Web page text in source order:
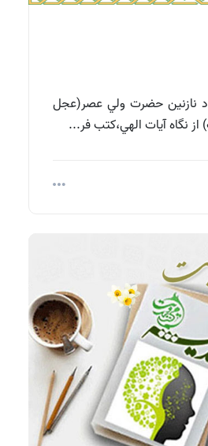
نازنين حضرت ولي عصر(عجل
از نگاه آيات الهي،کتب فر...